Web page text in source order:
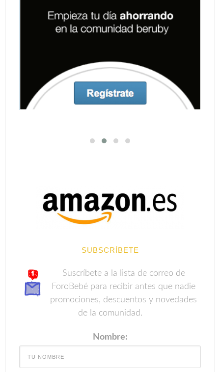
SUBSCRÍBETE
Suscríbete a la lista de correo de
ForoBebé para recibir antes que nadie
promociones, descuentos y novedades
de la comunidad.
Nombre: